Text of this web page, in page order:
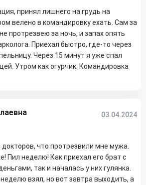
принял лишнего на грудь на
велено в командировку ехать. Сам за
протрезвею за ночь, и запах опять
Приехал быстро, где-то через
Через 15 минут я уже спал
Утром как огурчик. Командировка
03.04.2024
что протрезвили мне мужа.
Пил неделю! Как приехал его брат с
так и началась у них гулянка.
взял, но вот завтра выходить, а